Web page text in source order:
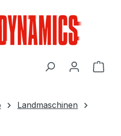
Landmaschinen